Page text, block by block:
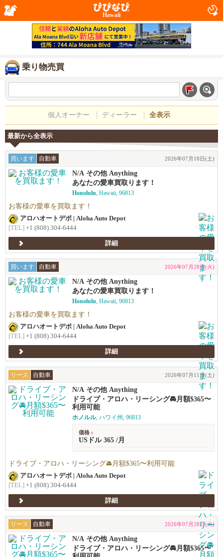
Hawaii
乗り物売買
個人オーナー ディーラー 全表示
最新から全表示
買います 自動車 2026年07月18日(土)
N/A その他 Anything
あなたの愛車買取ります！
Honolulu, Hawaii, 96813
お客様の愛車を買取ます！
アロハオートデポ | Aloha Auto Depot
[TEL] +1 (808) 304-6444
詳細
買います 自動車 2026年07月28日(火)
N/A その他 Anything
あなたの愛車買取ります！
Honolulu, Hawaii, 96813
お客様の愛車を買取ます！
アロハオートデポ | Aloha Auto Depot
[TEL] +1 (808) 304-6444
詳細
リース 自動車 2026年07月11日(土)
N/A その他 Anything
ドライブ・アロハ・リーシング🚘️月額$365〜
利用可能
ホノルル, ハワイ州, 96813
価格 :
USドル 365 /月
ドライブ・アロハ・リーシング🚘️月額$365〜利用可能
アロハオートデポ | Aloha Auto Depot
[TEL] +1 (808) 304-6444
詳細
リース 自動車 2026年07月28日(火)
N/A その他 Anything
ドライブ・アロハ・リーシング🚘️月額$365〜